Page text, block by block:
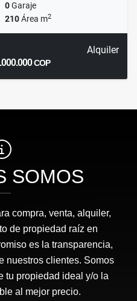
0Garaje
210Área m2
Alquiler
COP
SOMOS
compra, venta, alquiler,
de propiedad raíz en
es la transparencia,
nuestros clientes. Somos
tu propiedad ideal y/o la
al mejor precio.